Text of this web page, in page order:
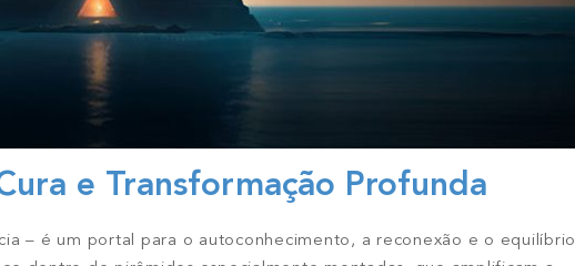
e Transformação Profunda
– é um portal para o autoconhecimento, a reconexão e o equilíbrio